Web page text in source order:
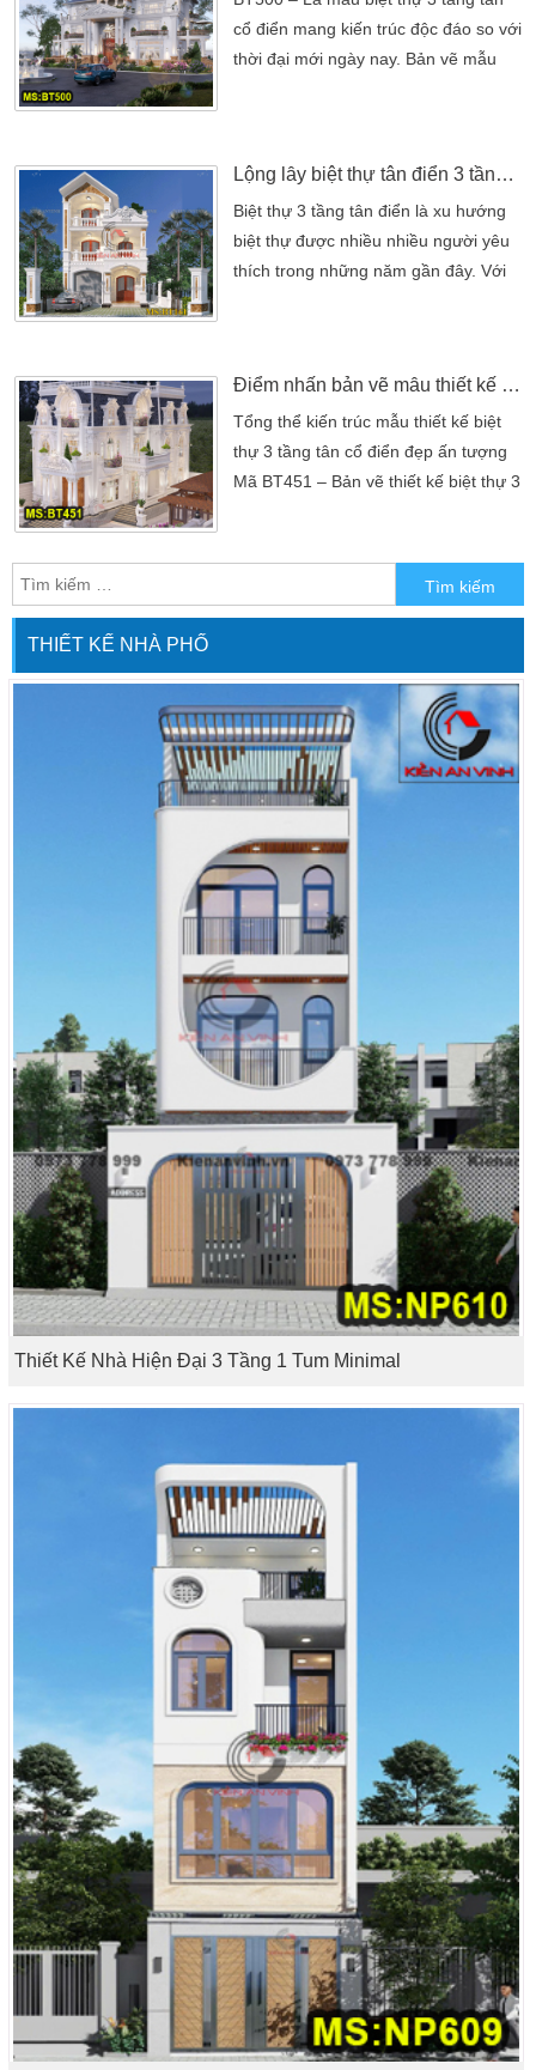
kiến trúc sắc sảo đầy mạnh mẽ
những cũng đẹp đến ngỡ ngàng. Hầu
hết những nhà biệt thự tân cổ điển
cổ điển mang kiến trúc độc đáo so với
thời đại mới ngày nay. Bản vẽ mẫu
3 tầng còn xen lẫn nét đẹp cổ điển tất
cả mang lại điểm nhấn ấn tượng cho
kiến trúc chung. Bản thiết kế […]
Lộng lẫy biệt thự tân điển 3 tầng đẹp giữa thành phố Bình Dương
Biệt thự 3 tầng tân điển là xu hướng
biệt thự được nhiều nhiều người yêu
thích trong những năm gần đây. Với
công trình biệt thự được Kiến Trúc Sư
Kiến An Vinh nổ lực sáng tạo cho gia
đình Anh Thọ ở Bình Dương Thiết kế
biệt […]
Điểm nhấn bản vẽ mẫu thiết kế biệt thự 3 tầng tân cổ điển đẹp
Tổng thể kiến trúc mẫu thiết kế biệt
thự 3 tầng tân cổ điển đẹp ấn tượng
Mã BT451 – Bản vẽ thiết kế biệt thự 3
tân cổ điển, hòa với ý tưởng độc đáo
THIẾT KẾ NHÀ PHỐ
Thiết Kế Nhà Hiện Đại 3 Tầng 1 Tum Minimal